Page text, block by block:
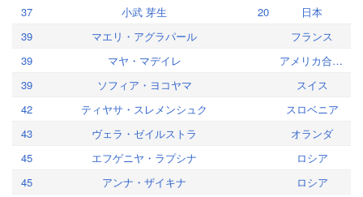
37
小武 芽生 20
日本
39
マエリ・アグラパール
フランス
39
マヤ・マデイレ
アメリカ合衆国
39
ソフィア・ヨコヤマ
スイス
42
ティヤサ・スレメンシュク
スロベニア
43
ヴェラ・ゼイルストラ
オランダ
45
エフゲニヤ・ラプシナ
ロシア
45
アンナ・ザイキナ
ロシア